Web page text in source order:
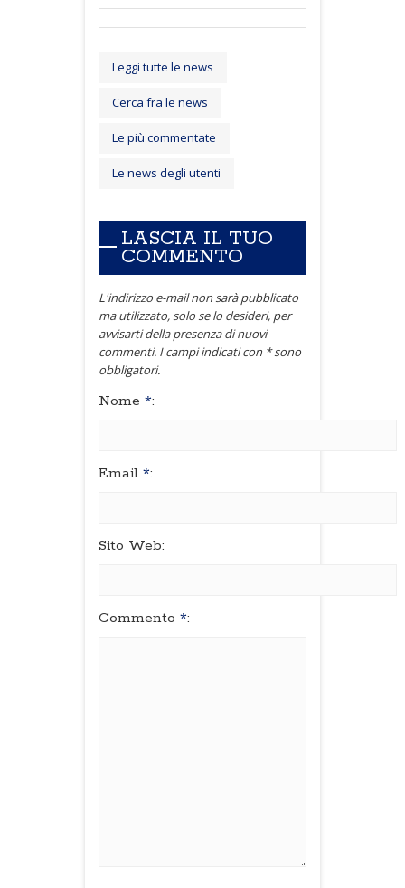
Leggi tutte le news
Cerca fra le news
Le più commentate
Le news degli utenti
LASCIA IL TUO
COMMENTO
L'indirizzo e-mail non sarà pubblicato
ma utilizzato, solo se lo desideri, per
avvisarti della presenza di nuovi
commenti. I campi indicati con * sono
obbligatori.
Nome *:
Email *:
Sito Web:
Commento *: